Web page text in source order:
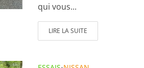
qui vous...
LIRE LA SUITE